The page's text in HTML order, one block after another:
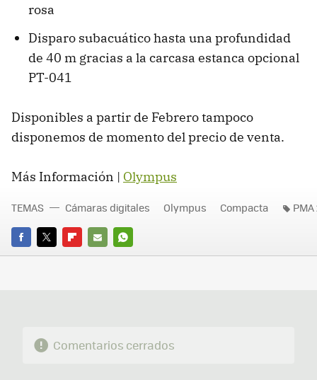
rosa
Disparo subacuático hasta una profundidad
de 40 m gracias a la carcasa estanca opcional
PT-041
Disponibles a partir de Febrero tampoco
disponemos de momento del precio de venta.
Más Información | Olympus
FACEBOOK
TWITTERFLIPBOARD
E-
WHATSAPP
TEMAS Cámaras digitales Olympus Compacta
Comentarios cerrados